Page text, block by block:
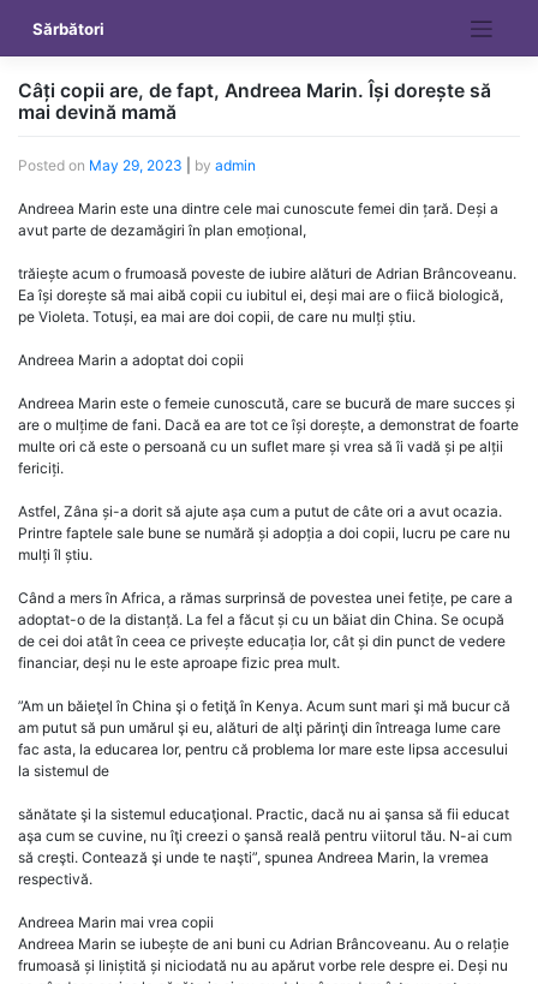
content
Sărbători
Câți copii are, de fapt, Andreea Marin. Își dorește să
mai devină mamă
Posted on May 29, 2023 by admin
Andreea Marin este una dintre cele mai cunoscute femei din țară. Deși a
avut parte de dezamăgiri în plan emoțional,
trăiește acum o frumoasă poveste de iubire alături de Adrian Brâncoveanu.
Ea își dorește să mai aibă copii cu iubitul ei, deși mai are o fiică biologică,
pe Violeta. Totuși, ea mai are doi copii, de care nu mulți știu.
Andreea Marin a adoptat doi copii
Andreea Marin este o femeie cunoscută, care se bucură de mare succes și
are o mulțime de fani. Dacă ea are tot ce își dorește, a demonstrat de foarte
multe ori că este o persoană cu un suflet mare și vrea să îi vadă și pe alții
fericiți.
Astfel, Zâna și-a dorit să ajute așa cum a putut de câte ori a avut ocazia.
Printre faptele sale bune se numără și adopția a doi copii, lucru pe care nu
mulți îl știu.
Când a mers în Africa, a rămas surprinsă de povestea unei fetițe, pe care a
adoptat-o de la distanță. La fel a făcut și cu un băiat din China. Se ocupă
de cei doi atât în ceea ce privește educația lor, cât și din punct de vedere
financiar, deși nu le este aproape fizic prea mult.
”Am un băieţel în China şi o fetiţă în Kenya. Acum sunt mari şi mă bucur că
am putut să pun umărul şi eu, alături de alţi părinţi din întreaga lume care
fac asta, la educarea lor, pentru că problema lor mare este lipsa accesului
la sistemul de
sănătate şi la sistemul educaţional. Practic, dacă nu ai şansa să fii educat
aşa cum se cuvine, nu îţi creezi o şansă reală pentru viitorul tău. N-ai cum
să creşti. Contează şi unde te naşti”, spunea Andreea Marin, la vremea
respectivă.
Andreea Marin mai vrea copii
Andreea Marin se iubește de ani buni cu Adrian Brâncoveanu. Au o relație
frumoasă și liniștită și niciodată nu au apărut vorbe rele despre ei. Deși nu